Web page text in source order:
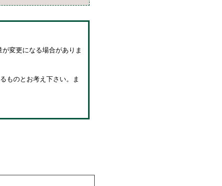
変更になる場合がありま
ものとお考え下さい。ま